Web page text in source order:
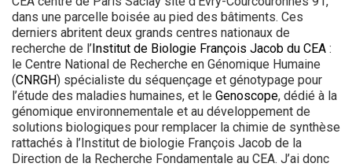
dans une parcelle boisée au pied des bâtiments. Ces
derniers abritent deux grands centres nationaux de
recherche de l’ Institut de Biologie François Jacob du CEA :
le Centre National de Recherche en Génomique Humaine
(CNRGH) spécialiste du séquençage et génotypage pour
l’étude des maladies humaines, et le Genoscope, dédié à la
génomique environnementale et au développement de
solutions biologiques pour remplacer la chimie de synthèse
rattachés à l’Institut de biologie François Jacob de la
Direction de la Recherche Fondamentale au CEA. J’ai donc